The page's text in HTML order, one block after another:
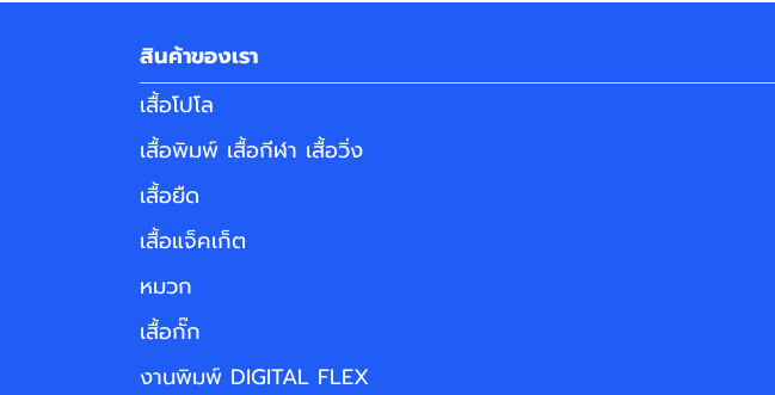
สินค้าของเรา
เสื้อโปโล
เสื้อพิมพ์ เสื้อกีฬา เสื้อวิ่ง
เสื้อยืด
เสื้อแจ็คเก็ต
หมวก
เสื้อกั๊ก
งานพิมพ์ DIGITAL FLEX